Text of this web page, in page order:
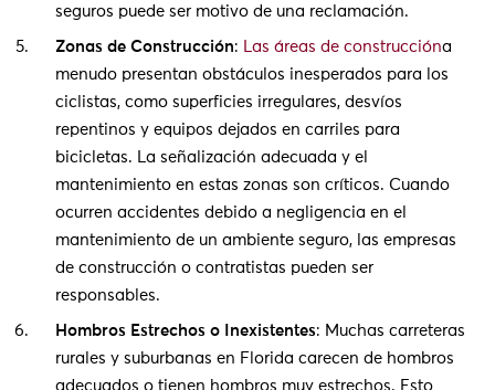
seguros puede ser motivo de una reclamación.
Zonas de Construcción: Las áreas de construccióna
menudo presentan obstáculos inesperados para los
ciclistas, como superficies irregulares, desvíos
repentinos y equipos dejados en carriles para
bicicletas. La señalización adecuada y el
mantenimiento en estas zonas son críticos. Cuando
ocurren accidentes debido a negligencia en el
mantenimiento de un ambiente seguro, las empresas
de construcción o contratistas pueden ser
responsables.
Hombros Estrechos o Inexistentes: Muchas carreteras
rurales y suburbanas en Florida carecen de hombros
adecuados o tienen hombros muy estrechos. Esto